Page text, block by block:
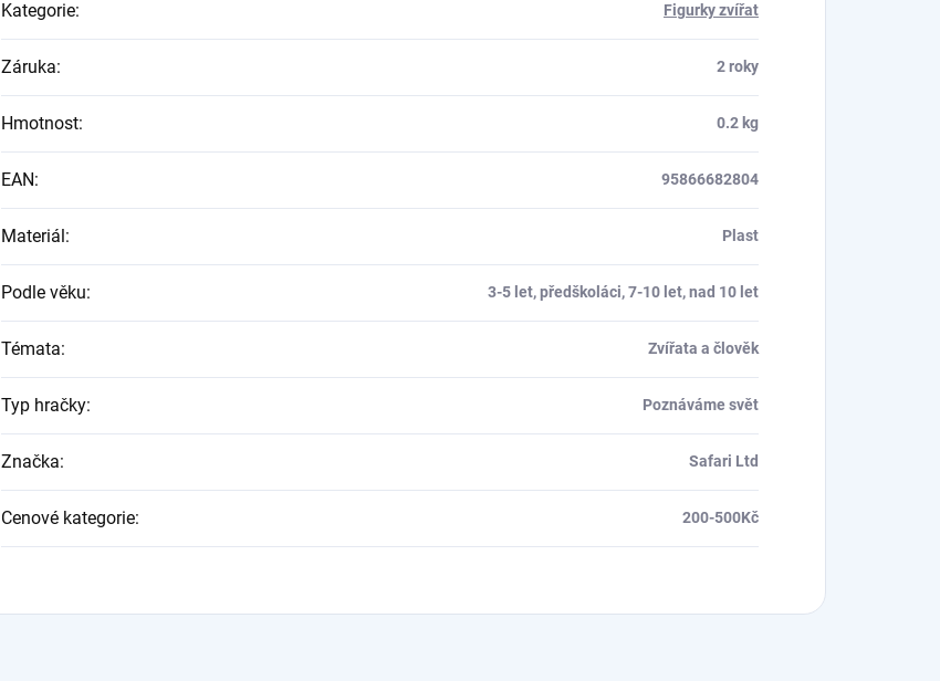
Kategorie: Figurky zvířat
Záruka: 2 roky
Hmotnost: 0.2 kg
EAN: 95866682804
Materiál: Plast
Podle věku: 3-5 let, předškoláci, 7-10 let, nad 10 let
Témata: Zvířata a člověk
Typ hračky: Poznáváme svět
Značka: Safari Ltd
Cenové kategorie: 200-500Kč